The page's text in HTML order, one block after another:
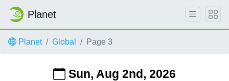
Planet
Planet Global Page 3
Sun, Aug 2nd, 2026